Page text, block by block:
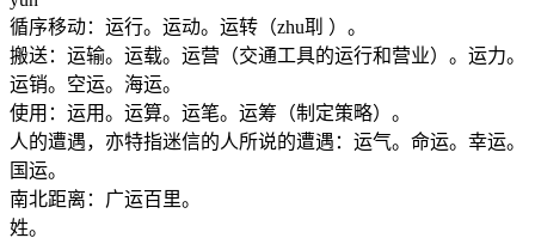
循序移动：运行。运动。运转（zhu刵 ）。
搬送：运输。运载。运营（交通工具的运行和营业）。运力。
运销。空运。海运。
使用：运用。运算。运笔。运筹（制定策略）。
人的遭遇，亦特指迷信的人所说的遭遇：运气。命运。幸运。
国运。
南北距离：广运百里。
姓。